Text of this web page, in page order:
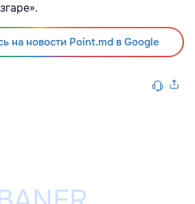
на новости Point.md в Google